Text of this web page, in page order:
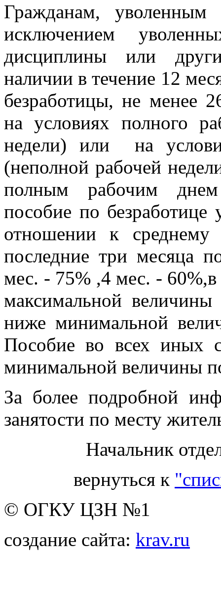
Гражданам,
исключением
дисциплины или
наличии в течение 12
безработицы, не менее
на условиях полного
недели) или на
(неполной рабочей
полным рабочим
пособие по безработице
отношении к среднему
последние три месяца
мес. - 75% ,4 мес. -
максимальной
ниже минимальной
Пособие во всех иных
минимальной величины
За более подробной
занятости по месту
Начальник
вернуться к
© ОГКУ ЦЗН №1
создание сайта: krav.ru